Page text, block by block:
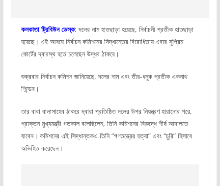
কলকাতা ট্রিবিউন ডেস্ক: দলের নাম হাতছাড়া হয়েছে, নির্বাচনী প্রতীক হাতছাড়া
হয়েছে। এই আবহে নির্বাচন কমিশনের সিদ্ধান্তের বিরোধিতায় এবার সুপ্রিম
কোর্টের দ্বারস্থ হতে চলেছেন উদ্ধব ঠাকরে।
শুক্রবার নির্বাচন কমিশন জানিয়েছে, দলের নাম এবং তীর-ধনুক প্রতীক একনাথ
শিন্ডের।
তার বাবা বালাসাহেব ঠাকরে দ্বারা প্রতিষ্ঠিত দলের উপর নিয়ন্ত্রণ হারানোর পরে,
প্রাক্তন মুখ্যমন্ত্রী গতকাল বলেছিলেন, তিনি কমিশনের বিরুদ্ধে শীর্ষ আদালতে
যাবেন। কমিশনের এই সিদ্ধান্তকএ তিনি “গণতন্ত্রের হত্যা” এবং “চুরি” হিসাবে
অভিহিত করেছেন।